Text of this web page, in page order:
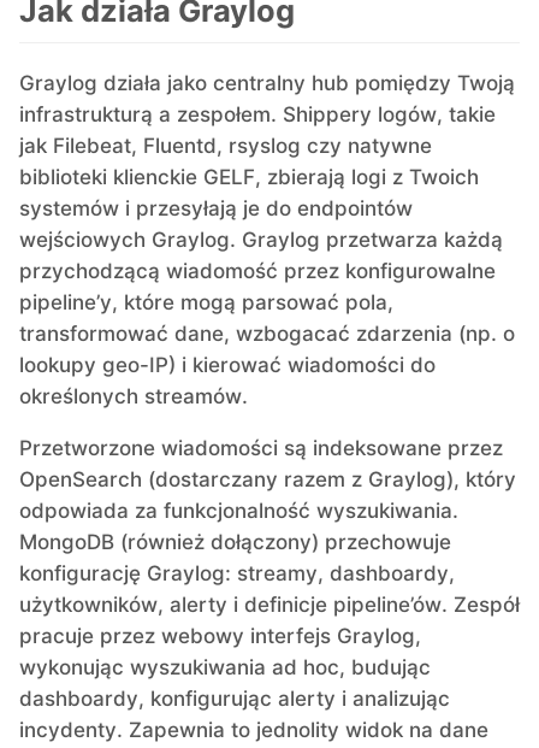
Jak działa Graylog
Graylog działa jako centralny hub pomiędzy Twoją
infrastrukturą a zespołem. Shippery logów, takie
jak Filebeat, Fluentd, rsyslog czy natywne
biblioteki klienckie GELF, zbierają logi z Twoich
systemów i przesyłają je do endpointów
wejściowych Graylog. Graylog przetwarza każdą
przychodzącą wiadomość przez konfigurowalne
pipeline’y, które mogą parsować pola,
transformować dane, wzbogacać zdarzenia (np. o
lookupy geo-IP) i kierować wiadomości do
określonych streamów.
Przetworzone wiadomości są indeksowane przez
OpenSearch (dostarczany razem z Graylog), który
odpowiada za funkcjonalność wyszukiwania.
MongoDB (również dołączony) przechowuje
konfigurację Graylog: streamy, dashboardy,
użytkowników, alerty i definicje pipeline’ów. Zespół
pracuje przez webowy interfejs Graylog,
wykonując wyszukiwania ad hoc, budując
dashboardy, konfigurując alerty i analizując
incydenty. Zapewnia to jednolity widok na dane